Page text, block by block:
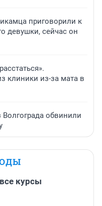
приговорили к
девушки, сейчас он
клиники из-за мата в
обвинили
курсы